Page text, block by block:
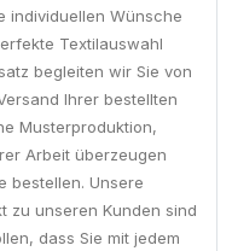
individuellen Wünsche
Textilauswahl
begleiten wir Sie von
Ihrer bestellten
Musterproduktion,
Arbeit überzeugen
bestellen. Unsere
zu unseren Kunden sind
dass Sie mit jedem